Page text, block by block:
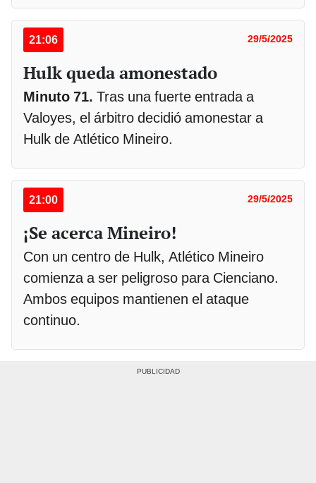
21:06 29/5/2025
Hulk queda amonestado
Minuto 71. Tras una fuerte entrada a
Valoyes, el árbitro decidió amonestar a
Hulk de Atlético Mineiro.
21:00 29/5/2025
¡Se acerca Mineiro!
Con un centro de Hulk, Atlético Mineiro
comienza a ser peligroso para Cienciano.
Ambos equipos mantienen el ataque
continuo.